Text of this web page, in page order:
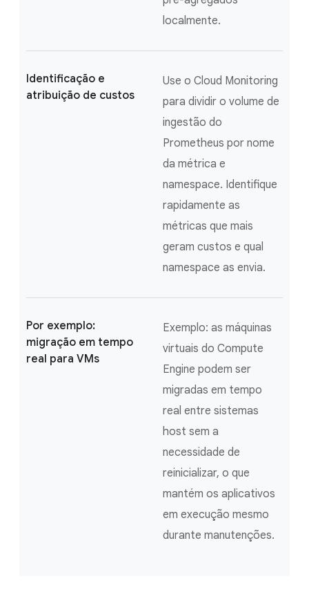
localmente.
Identificação e
atribuição de custos
Use o Cloud Monitoring
para dividir o volume de
ingestão do
Prometheus por nome
da métrica e
namespace. Identifique
rapidamente as
métricas que mais
geram custos e qual
namespace as envia.
Por exemplo:
migração em tempo
real para VMs
Exemplo: as máquinas
virtuais do Compute
Engine podem ser
migradas em tempo
real entre sistemas
host sem a
necessidade de
reinicializar, o que
mantém os aplicativos
em execução mesmo
durante manutenções.